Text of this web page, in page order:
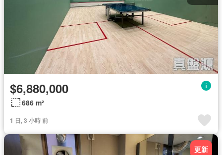
$6,880,000
686 m²
1 日, 3 小時 前
更新